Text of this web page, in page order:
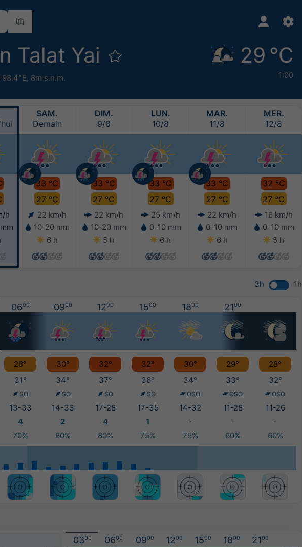
Talat Yai
98.4°E, 8m s.n.m.
29 °C
1:00
h
SAM.
Demain
33 °C
27 °C
22 km/h
10-20 mm
6 h
DIM.
9/8
33 °C
27 °C
22 km/h
10-20 mm
5 h
LUN.
10/8
33 °C
27 °C
25 km/h
0-10 mm
6 h
MAR.
11/8
33 °C
27 °C
22 km/h
0-10 mm
6 h
MER.
12/8
32 °C
27 °C
16 km/h
0-10 mm
5 h
3h 1h
0600 0900 1200 1500 1800 2100
28° 30° 32° 32° 30° 29°
28°
31° 34° 37° 36° 34° 33° 32°
SO SO SO SO OSO OSO OSO
13-33 14-33 17-28 17-35 14-32 11-28
11-26
4 2 4 1 - -
-
70% 80% 80% 75% 75% 60% 60%
0300 0600 0900 1200 1500 1800 2100